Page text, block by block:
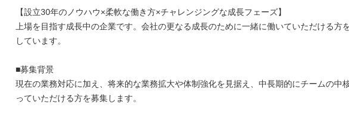
【設立30年のノウハウ×柔軟な働き方×チャレンジングな成長フェーズ】
上場を目指す成長中の企業です。会社の更なる成長のために一緒に働いていただける方
しています。
■募集背景
現在の業務対応に加え、将来的な業務拡大や体制強化を見据え、中長期的にチームの中
っていただける方を募集します。